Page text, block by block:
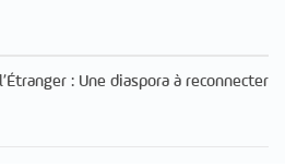
: Une diaspora à reconnecter